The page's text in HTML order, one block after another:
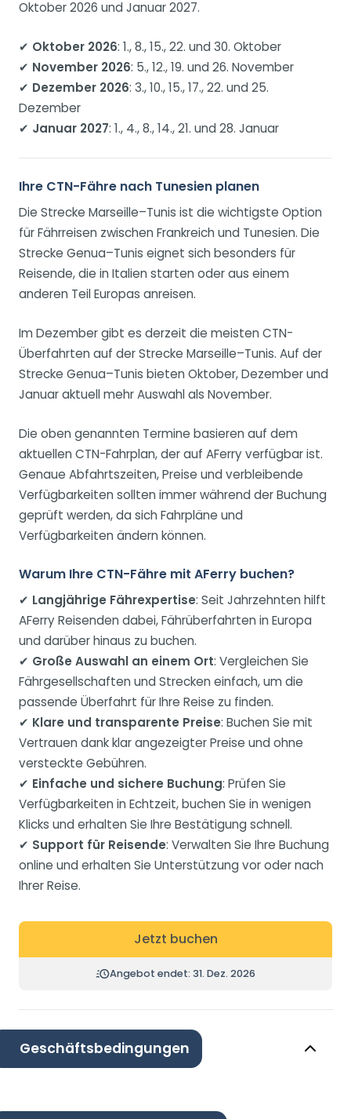
Oktober 2026 und Januar 2027.
✔ Oktober 2026: 1., 8., 15., 22. und 30. Oktober
✔ November 2026: 5., 12., 19. und 26. November
✔ Dezember 2026: 3., 10., 15., 17., 22. und 25.
Dezember
✔ Januar 2027: 1., 4., 8., 14., 21. und 28. Januar
Ihre CTN-Fähre nach Tunesien planen
Die Strecke Marseille–Tunis ist die wichtigste Option
für Fährreisen zwischen Frankreich und Tunesien. Die
Strecke Genua–Tunis eignet sich besonders für
Reisende, die in Italien starten oder aus einem
anderen Teil Europas anreisen.
Im Dezember gibt es derzeit die meisten CTN-
Überfahrten auf der Strecke Marseille–Tunis. Auf der
Strecke Genua–Tunis bieten Oktober, Dezember und
Januar aktuell mehr Auswahl als November.
Die oben genannten Termine basieren auf dem
aktuellen CTN-Fahrplan, der auf AFerry verfügbar ist.
Genaue Abfahrtszeiten, Preise und verbleibende
Verfügbarkeiten sollten immer während der Buchung
geprüft werden, da sich Fahrpläne und
Verfügbarkeiten ändern können.
Warum Ihre CTN-Fähre mit AFerry buchen?
✔ Langjährige Fährexpertise: Seit Jahrzehnten hilft
AFerry Reisenden dabei, Fährüberfahrten in Europa
und darüber hinaus zu buchen.
✔ Große Auswahl an einem Ort: Vergleichen Sie
Fährgesellschaften und Strecken einfach, um die
passende Überfahrt für Ihre Reise zu finden.
✔ Klare und transparente Preise: Buchen Sie mit
Vertrauen dank klar angezeigter Preise und ohne
versteckte Gebühren.
✔ Einfache und sichere Buchung: Prüfen Sie
Verfügbarkeiten in Echtzeit, buchen Sie in wenigen
Klicks und erhalten Sie Ihre Bestätigung schnell.
✔ Support für Reisende: Verwalten Sie Ihre Buchung
online und erhalten Sie Unterstützung vor oder nach
Ihrer Reise.
Jetzt buchen
Angebot endet: 31. Dez. 2026
Geschäftsbedingungen